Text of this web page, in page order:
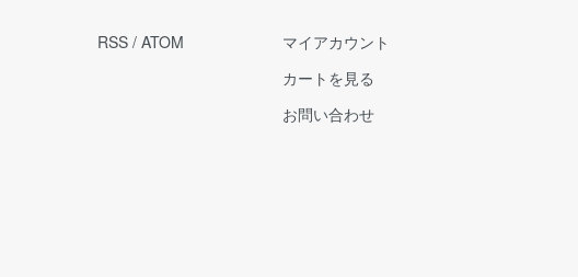
RSS / ATOM
マイアカウント
カートを見る
お問い合わせ